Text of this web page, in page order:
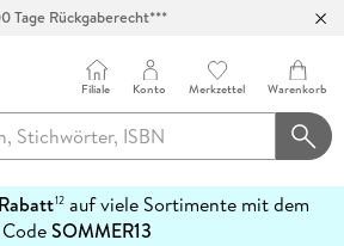
Tage Rückgaberecht***
Filiale Konto Merkzettel Warenkorb
12auf viele Sortimente mit dem
CodeSOMMER13